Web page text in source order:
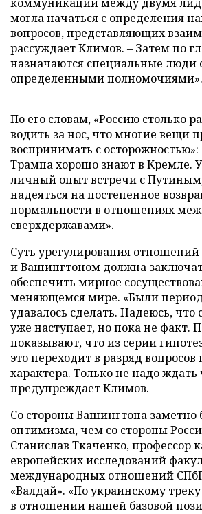
могла начаться с определения
вопросов, представляющих
рассуждает Климов. – Затем по
назначаются специальные люди
определенными полномочиями».
По его словам, «Россию столько
водить за нос, что многие вещи
воспринимать с
Трампа хорошо знают в Кремле. У
личный опыт встречи с
надеяться на постепенное
нормальности в отношениях
сверхдержавами».
Суть урегулирования
и Вашингтоном должна
обеспечить мирное
меняющемся мире. «Были
удавалось сделать. Надеюсь, что
уже наступает, но пока не факт.
показывают, что из серии
это переходит в разряд
характера. Только не надо ждать
предупреждает Климов.
Со стороны Вашингтона заметно
оптимизма, чем со стороны
Станислав Ткаченко, профессор
европейских исследований
международных отношений
«Валдай». «По украинскому
в отношении нашей базовой